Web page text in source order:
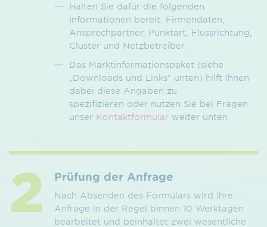
Halten Sie dafür die folgenden
Informationen bereit: Firmendaten,
Ansprechpartner, Punktart, Flussrichtung,
Cluster und Netzbetreiber.
Das Marktinformationspaket (siehe
„Downloads und Links“ unten) hilft Ihnen
dabei diese Angaben zu
spezifizieren oder nutzen Sie bei Fragen
unser Kontaktformular weiter unten
Prüfung der Anfrage
Nach Absenden des Formulars wird Ihre
Anfrage in der Regel binnen 10 Werktagen
bearbeitet und beinhaltet zwei wesentliche